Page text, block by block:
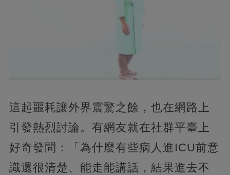
這起噩耗讓外界震驚之餘，也在網路上
引發熱烈討論。有網友就在社群平臺上
好奇發問：「為什麼有些病人進ICU前意
識還很清楚、能走能講話，結果進去不